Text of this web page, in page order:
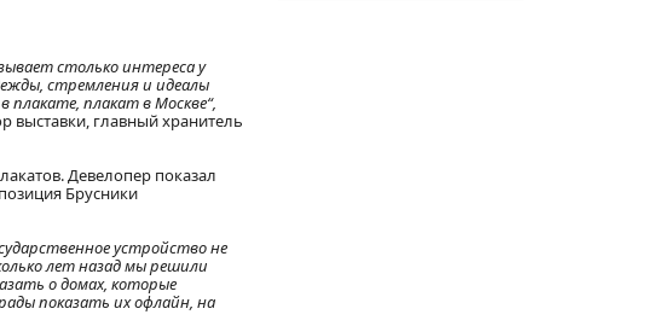
столько интереса у
стремления и идеалы
плакате, плакат в Москве“,
выставки, главный хранитель
Девелопер показал
Брусники
устройство не
лет назад мы решили
о домах, которые
показать их офлайн, на